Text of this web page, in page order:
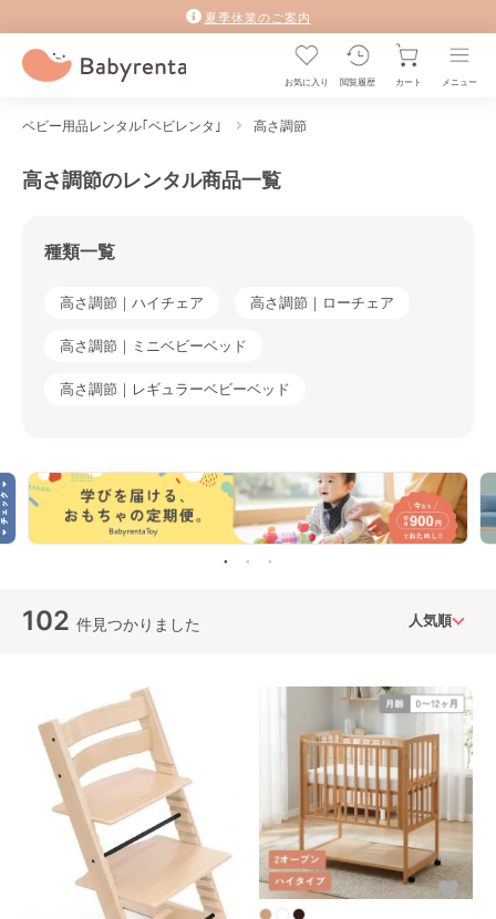
夏季休業のご案内
お気に入り 閲覧履歴 カート メニュー
ベビー用品レンタル｢ベビレンタ｣ 高さ調節
高さ調節のレンタル商品一覧
種類一覧
高さ調節｜ハイチェア 高さ調節｜ローチェア
高さ調節｜ミニベビーベッド
高さ調節｜レギュラーベビーベッド
102 件見つかりました